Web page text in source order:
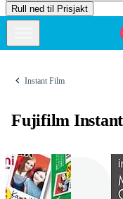
Rull ned til Prisjakt
Instant Film
Fujifilm